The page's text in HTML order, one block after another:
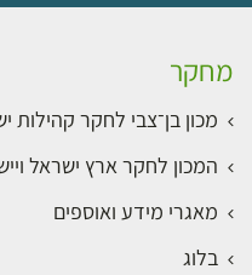
מחקר
מכון בן־צבי לחקר קהילות
המכון לחקר ארץ ישראל
מאגרי מידע ואוספים
בלוג